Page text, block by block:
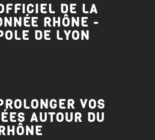
DE LA
RHÔNE -
DE LYON
VOS
AUTOUR DU